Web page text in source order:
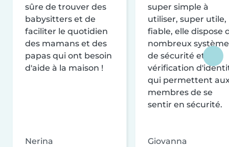
sûre de trouver des
babysitters et de
faciliter le quotidien
des mamans et des
papas qui ont besoin
d'aide à la maison !
Nerina
super simple à
utiliser, super utile,
fiable, elle dispose
nombreux
de sécurité et de
vérification
qui permettent
membres de se
sentir en sécurité.
Giovanna